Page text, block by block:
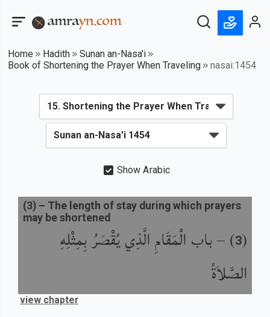
Home Hadith
Sunan an-Nasa'i
Book of Shortening the Prayer When Traveling
nasai:1454
Show Arabic
(
3
) –باب الْمَقَامِ الَّذِي يُقْصَرُ بِمِثْلِهِ
الصَّلاَةُ
(3) – The length of stay during which prayers
may be shortened
view chapter